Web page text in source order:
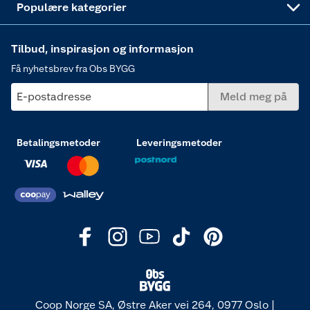
Populære kategorier
Tilbud, inspirasjon og informasjon
Få nyhetsbrev fra Obs BYGG
E-postadresse Meld meg på
Betalingsmetoder Leveringsmetoder
Coop Norge SA, Østre Aker vei 264, 0977 Oslo |